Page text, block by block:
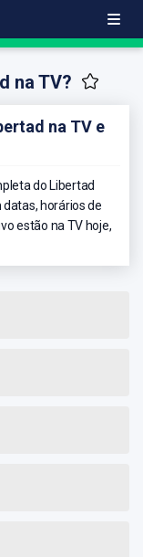
na TV?
na TV e
do Libertad
horários de
estão na TV hoje,